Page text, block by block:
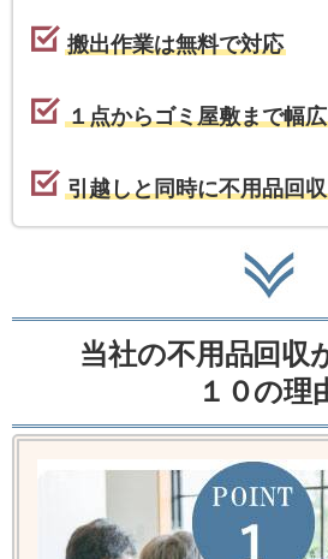
搬出作業は無料で対応
１点からゴミ屋敷まで幅
引越しと同時に不用品回
当社の不用品回収
１０の理